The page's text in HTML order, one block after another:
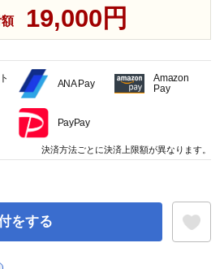
19,000円
をする
ANA Pay
Amazon
Pay
PayPay
決済方法ごとに決済上限額が異なります。